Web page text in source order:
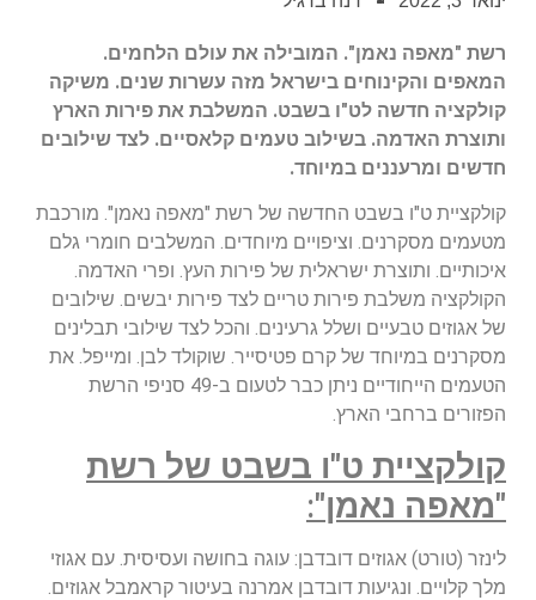
רשת "מאפה נאמן". המובילה את עולם הלחמים.
המאפים והקינוחים בישראל מזה עשרות שנים. משיקה
קולקציה חדשה לט"ו בשבט. המשלבת את פירות הארץ
ותוצרת האדמה. בשילוב טעמים קלאסיים. לצד שילובים
חדשים ומרעננים במיוחד.
קולקציית ט"ו בשבט החדשה של רשת "מאפה נאמן". מורכבת
מטעמים מסקרנים. וציפויים מיוחדים. המשלבים חומרי גלם
איכותיים. ותוצרת ישראלית של פירות העץ. ופרי האדמה.
הקולקציה משלבת פירות טריים לצד פירות יבשים. שילובים
של אגוזים טבעיים ושלל גרעינים. והכל לצד שילובי תבלינים
מסקרנים במיוחד של קרם פטיסייר. שוקולד לבן. ומייפל. את
הטעמים הייחודיים ניתן כבר לטעום ב-49 סניפי הרשת
הפזורים ברחבי הארץ.
קולקציית ט"ו בשבט של רשת
"מאפה נאמן":
לינזר (טורט) אגוזים דובדבן: עוגה בחושה ועסיסית. עם אגוזי
מלך קלויים. ונגיעות דובדבן אמרנה בעיטור קראמבל אגוזים.